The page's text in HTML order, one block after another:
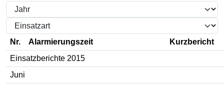
Nr. Alarmierungszeit
Kurzbericht
Einsatzberichte 2015
Juni